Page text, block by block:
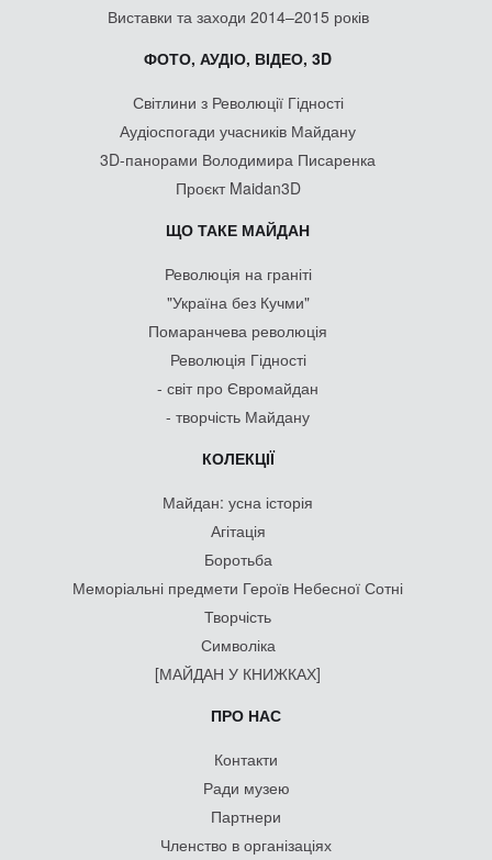
Виставки та заходи 2014–2015 років
ФОТО, АУДІО, ВІДЕО, 3D
Світлини з Революції Гідності
Аудіоспогади учасників Майдану
3D-панорами Володимира Писаренка
Проєкт Maidan3D
ЩО ТАКЕ МАЙДАН
Революція на граніті
"Україна без Кучми"
Помаранчева революція
Революція Гідності
- світ про Євромайдан
- творчість Майдану
КОЛЕКЦІЇ
Майдан: усна історія
Агітація
Боротьба
Меморіальні предмети Героїв Небесної Сотні
Творчість
Символіка
[МАЙДАН У КНИЖКАХ]
ПРО НАС
Контакти
Ради музею
Партнери
Членство в організаціях